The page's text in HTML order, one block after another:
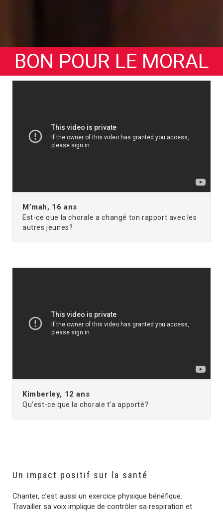
BON POUR LE MORAL
M’mah, 16 ans
Est-ce que la chorale a changé ton rapport avec les
autres jeunes?
Kimberley, 12 ans
Qu’est-ce que la chorale t’a apporté?
Un impact positif sur la santé
Chanter, c’est aussi un exercice physique bénéfique.
Travailler sa voix implique de contrôler sa respiration et